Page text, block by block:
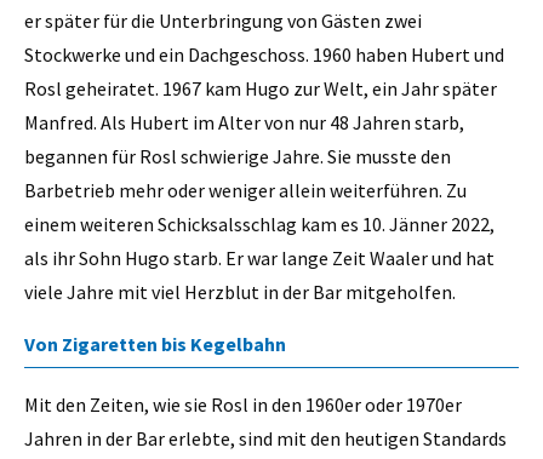
er später für die Unterbringung von Gästen zwei
Stockwerke und ein Dachgeschoss. 1960 haben Hubert und
Rosl geheiratet. 1967 kam Hugo zur Welt, ein Jahr später
Manfred. Als Hubert im Alter von nur 48 Jahren starb,
begannen für Rosl schwierige Jahre. Sie musste den
Barbetrieb mehr oder weniger allein weiterführen. Zu
einem weiteren Schicksalsschlag kam es 10. Jänner 2022,
als ihr Sohn Hugo starb. Er war lange Zeit Waaler und hat
viele Jahre mit viel Herzblut in der Bar mitgeholfen.
Von Zigaretten bis Kegelbahn
Mit den Zeiten, wie sie Rosl in den 1960er oder 1970er
Jahren in der Bar erlebte, sind mit den heutigen Standards